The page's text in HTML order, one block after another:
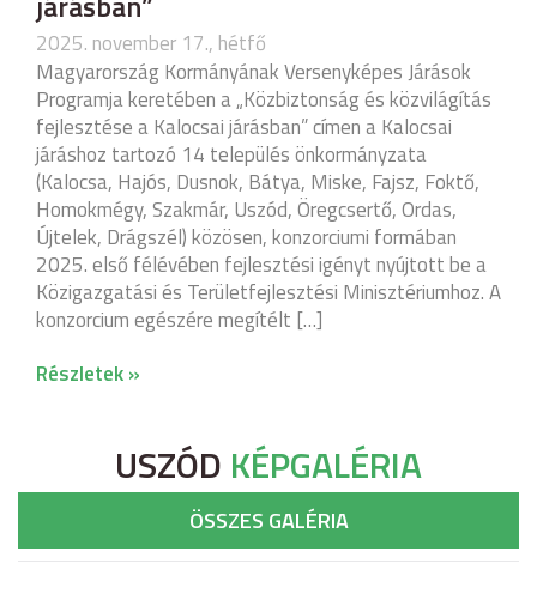
2025. november 17., hétfő
Magyarország Kormányának Versenyképes Járások
Programja keretében a „Közbiztonság és közvilágítás
fejlesztése a Kalocsai járásban” címen a Kalocsai
járáshoz tartozó 14 település önkormányzata
(Kalocsa, Hajós, Dusnok, Bátya, Miske, Fajsz, Foktő,
Homokmégy, Szakmár, Uszód, Öregcsertő, Ordas,
Újtelek, Drágszél) közösen, konzorciumi formában
2025. első félévében fejlesztési igényt nyújtott be a
Közigazgatási és Területfejlesztési Minisztériumhoz. A
konzorcium egészére megítélt […]
Részletek »
USZÓD KÉPGALÉRIA
ÖSSZES GALÉRIA